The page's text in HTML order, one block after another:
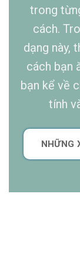
Để tạo nên
một nghệ
đến màu
hợp